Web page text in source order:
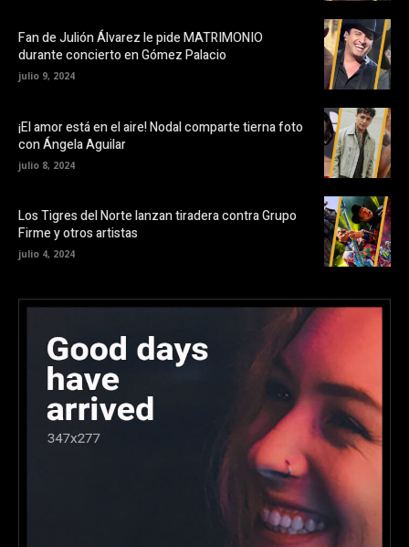
Fan de Julión Álvarez le pide MATRIMONIO
durante concierto en Gómez Palacio
julio 9, 2024
¡El amor está en el aire! Nodal comparte tierna foto
con Ángela Aguilar
julio 8, 2024
Los Tigres del Norte lanzan tiradera contra Grupo
Firme y otros artistas
julio 4, 2024